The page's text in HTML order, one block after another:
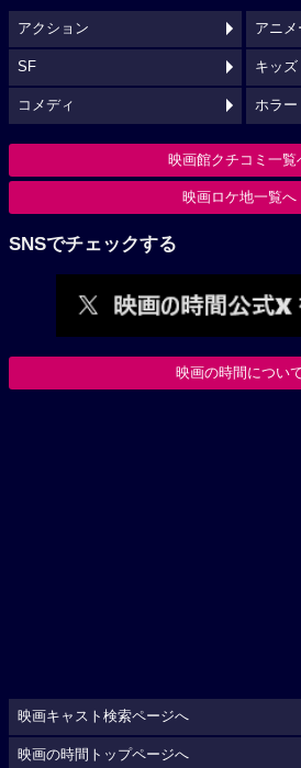
アクション アニメ
SF キッズ
コメディ ホラー
映画館クチコミ一覧
映画ロケ地一覧へ
SNSでチェックする
映画の時間につい
映画キャスト検索ページへ
映画の時間トップページへ